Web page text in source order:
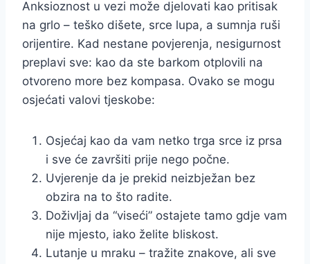
Anksioznost u vezi može djelovati kao pritisak
na grlo – teško dišete, srce lupa, a sumnja ruši
orijentire. Kad nestane povjerenja, nesigurnost
preplavi sve: kao da ste barkom otplovili na
otvoreno more bez kompasa. Ovako se mogu
osjećati valovi tjeskobe:
Osjećaj kao da vam netko trga srce iz prsa
i sve će završiti prije nego počne.
Uvjerenje da je prekid neizbježan bez
obzira na to što radite.
Doživljaj da “viseći” ostajete tamo gdje vam
nije mjesto, iako želite bliskost.
Lutanje u mraku – tražite znakove, ali sve